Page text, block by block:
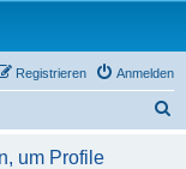
Anmelden
Registrieren
um Profile